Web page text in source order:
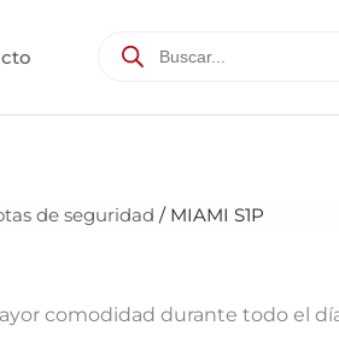
de seguridad / MIAMI S1P
comodidad durante todo el